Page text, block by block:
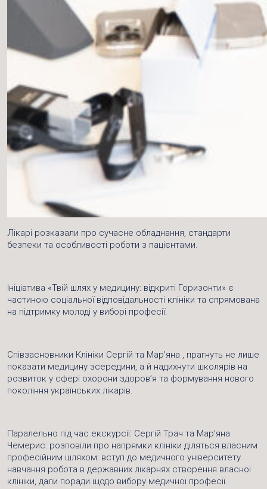
Лікарі розказали про сучасне обладнання, стандарти
безпеки та особливості роботи з пацієнтами.
Ініціатива «Твій шлях у медицину: відкриті Горизонти» є
частиною соціальної відповідальності клініки та спрямована
на підтримку молоді у виборі професії.
Співзасновники Клініки Сергій та Мар’яна , прагнуть не лише
показати медицину зсередини, а й надихнути школярів на
розвиток у сфері охорони здоров’я та формування нового
покоління українських лікарів.
Паралельно під час екскурсії: Сергій Трач та Мар’яна
Чемерис: розповіли про напрямки клініки діляться власним
професійним шляхом: вступ до медичного університету
навчання робота в державних лікарнях створення власної
клініки, дали поради щодо вибору медичної професії.